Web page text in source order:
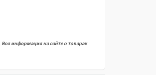
Вся информация на сайте о товарах